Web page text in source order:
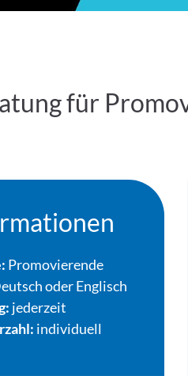
für
Promovierende
oder Englisch
jederzeit
individuell